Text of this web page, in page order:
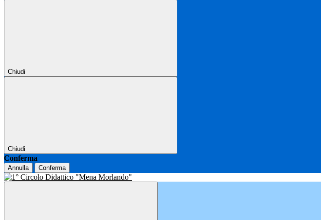
Chiudi
Chiudi
Conferma
Annulla Conferma